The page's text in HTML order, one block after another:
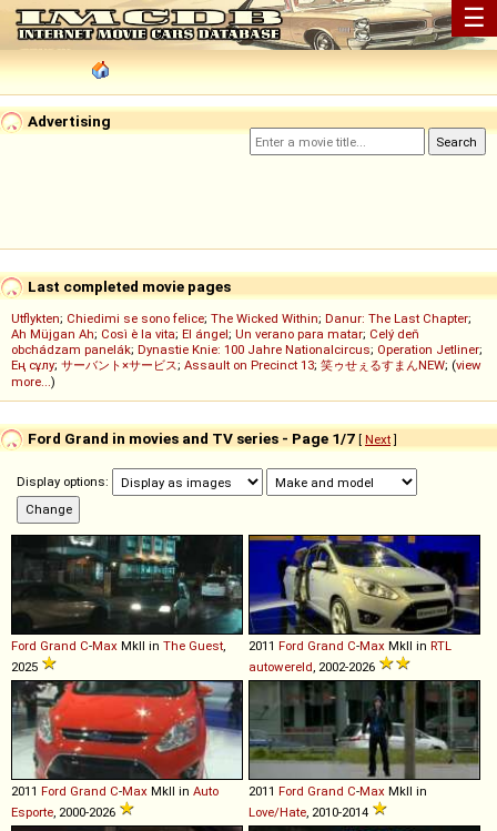
☰
Advertising
Last completed movie pages
Utflykten; Chiedimi se sono felice; The Wicked Within; Danur: The Last Chapter;
Ah Müjgan Ah; Così è la vita; El ángel; Un verano para matar; Celý deň
obchádzam panelák; Dynastie Knie: 100 Jahre Nationalcircus; Operation Jetliner;
Ең сұлу; サーバント×サービス; Assault on Precinct 13; 笑ゥせぇるすまんNEW; (view
more...)
Ford Grand in movies and TV series - Page 1/7 [ Next]
Display options:
Ford Grand C-Max MkII in The Guest
2025
2011 Ford Grand C-Max MkII in RTL
autowereld , 2002-2026
2011 Ford Grand C-Max MkII in Auto
Esporte , 2000-2026
2011 Ford Grand C-Max MkII in
Love/Hate , 2010-2014